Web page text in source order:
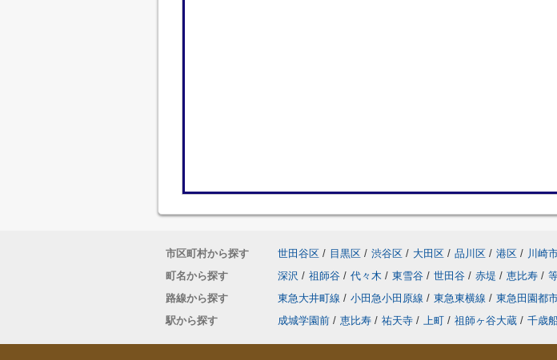
市区町村から探す 世田谷区 / 目黒区 / 渋谷区 / 大田区 / 品川区 / 港区 / 川崎
町名から探す
深沢 / 祖師谷 / 代々木 / 東雪谷 / 世田谷 / 赤堤 / 恵比寿 /
路線から探す
東急大井町線 / 小田急小田原線 / 東急東横線 / 東急田園都
駅から探す
成城学園前 / 恵比寿 / 祐天寺 / 上町 / 祖師ヶ谷大蔵 / 千歳